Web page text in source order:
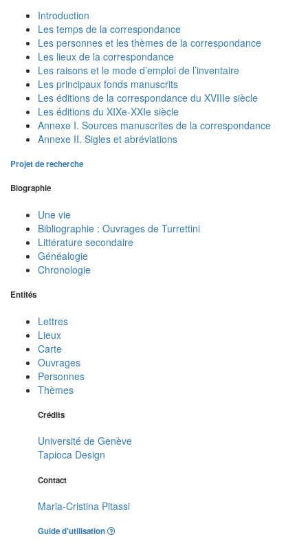
Introduction
Les temps de la correspondance
Les personnes et les thèmes de la correspondance
Les lieux de la correspondance
Les raisons et le mode d’emploi de l’inventaire
Les principaux fonds manuscrits
Les éditions de la correspondance du XVIIIe siècle
Les éditions du XIXe-XXIe siècle
Annexe I. Sources manuscrites de la correspondance
Annexe II. Sigles et abréviations
Projet de recherche
Biographie
Une vie
Bibliographie : Ouvrages de Turrettini
Littérature secondaire
Généalogie
Chronologie
Entités
Lettres
Lieux
Carte
Ouvrages
Personnes
Thèmes
Crédits
Université de Genève
Tapioca Design
Contact
Maria-Cristina Pitassi
Guide d'utilisation